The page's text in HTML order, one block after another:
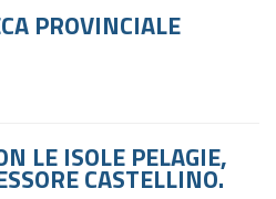
PROVINCIALE
LE ISOLE PELAGIE,
CASTELLINO.